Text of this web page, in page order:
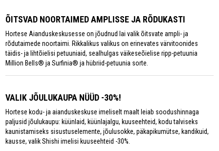
ÕITSVAD NOORTAIMED AMPLISSE JA RÕDUKASTI
Hortese Aianduskeskusesse on jõudnud lai valik õitsvate ampli- ja
rõdutaimede noortaimi. Rikkalikus valikus on erinevates värvitoonides
täidis- ja lihtõielisi petuuniaid, sealhulgas väikeseõielise ripp-petuunia
Million Bells® ja Surfinia® ja hübriid-petuunia sorte.
VALIK JÕULUKAUPA NÜÜD -30%!
Hortese kodu- ja aianduskeskuse imeliselt maalt leiab soodushinnaga
paljusid jõulukaupu: küünlaid, küünlajalgu, kuuseehteid, kodu talviseks
kaunistamiseks sisustuselemente, jõulusokke, päkapikumütse, kandikuid,
kausse, valik Shishi imelisi kuuseehteid -30%.